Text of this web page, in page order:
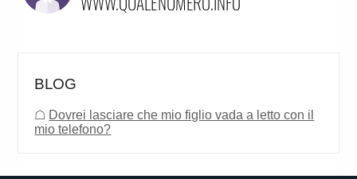
BLOG
☖ Dovrei lasciare che mio figlio vada a letto con il
mio telefono?